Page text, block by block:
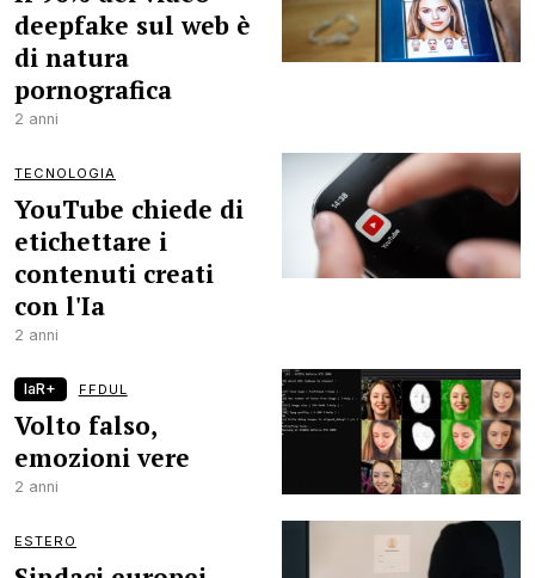
deepfake sul web è
di natura
pornografica
2 anni
TECNOLOGIA
YouTube chiede di
etichettare i
contenuti creati
con l'Ia
2 anni
laR+ FFDUL
Volto falso,
emozioni vere
2 anni
ESTERO